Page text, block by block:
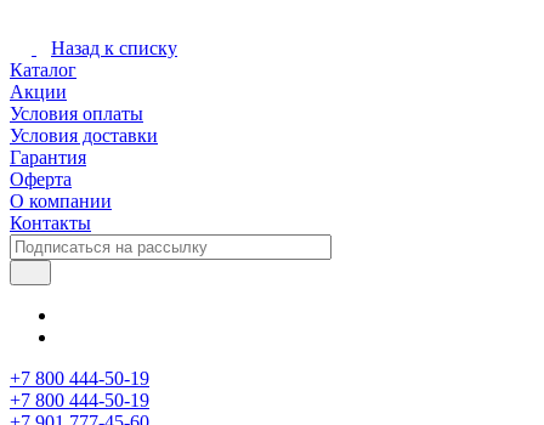
Назад к списку
Каталог
Акции
Условия оплаты
Условия доставки
Гарантия
Оферта
О компании
Контакты
+7 800 444-50-19
+7 800 444-50-19